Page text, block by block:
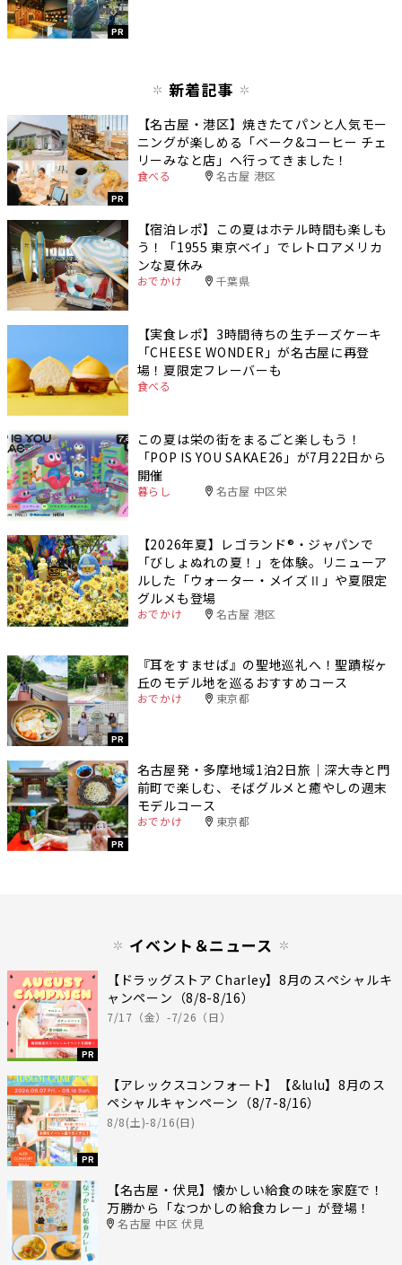
PR
新着記事
PR
【名古屋・港区】焼きたてパンと人気モー
ニングが楽しめる「ベーク&コーヒー チェ
リーみなと店」へ行ってきました！
食べる 名古屋 港区
【宿泊レポ】この夏はホテル時間も楽しも
う！「1955 東京ベイ」でレトロアメリカ
ンな夏休み
おでかけ 千葉県
【実食レポ】3時間待ちの生チーズケーキ
「CHEESE WONDER」が名古屋に再登
場！夏限定フレーバーも
食べる
この夏は栄の街をまるごと楽しもう！
「POP IS YOU SAKAE26」が7月22日から
開催
暮らし 名古屋 中区栄
【2026年夏】レゴランド®・ジャパンで
「びしょぬれの夏！」を体験。リニューア
ルした「ウォーター・メイズⅡ」や夏限定
グルメも登場
おでかけ 名古屋 港区
PR
『耳をすませば』の聖地巡礼へ！聖蹟桜ヶ
丘のモデル地を巡るおすすめコース
おでかけ 東京都
PR
名古屋発・多摩地域1泊2日旅｜深大寺と門
前町で楽しむ、そばグルメと癒やしの週末
モデルコース
おでかけ 東京都
イベント＆ニュース
PR
【ドラッグストア Charley】8月のスペシャルキ
ャンペーン（8/8-8/16）
7/17（金）-7/26（日）
PR
【アレックスコンフォート】【&lulu】8月のス
ペシャルキャンペーン（8/7-8/16）
8/8(土)-8/16(日)
【名古屋・伏見】懐かしい給食の味を家庭で！
万勝から「なつかしの給食カレー」が登場！
名古屋 中区 伏見